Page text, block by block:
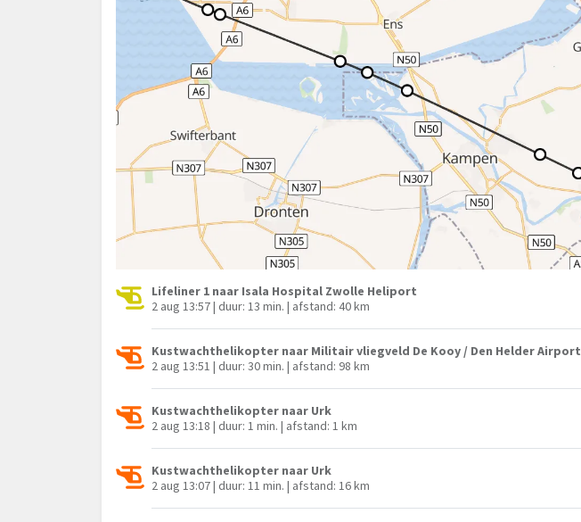
Lifeliner 1 naar Isala Hospital Zwolle Heliport
2 aug 13:57 | duur: 13 min. | afstand: 40 km
Kustwachthelikopter naar Militair vliegveld De Kooy / Den Helder Airport
2 aug 13:51 | duur: 30 min. | afstand: 98 km
Kustwachthelikopter naar Urk
2 aug 13:18 | duur: 1 min. | afstand: 1 km
Kustwachthelikopter naar Urk
2 aug 13:07 | duur: 11 min. | afstand: 16 km